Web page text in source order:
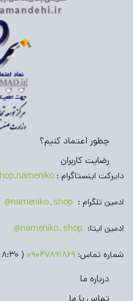
چطور اعتماد کنیم؟
رضایت کاربران
دایرکت اینستاگرام :
ادمین تلگرام : nameniko_shop@
ادمین ایتا: nameniko_shop@
شماره تماس: 09047891869
( 8:30 – 17:30 )
درباره ما
تماس با ما